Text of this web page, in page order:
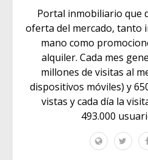
Portal inmobiliario que
oferta del mercado, tanto
mano como
alquiler. Cada mes
millones de visitas al
dispositivos móviles) y
vistas y cada día la
493.000